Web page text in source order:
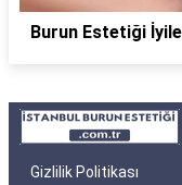
Burun Estetiği
Gizlilik Politikası